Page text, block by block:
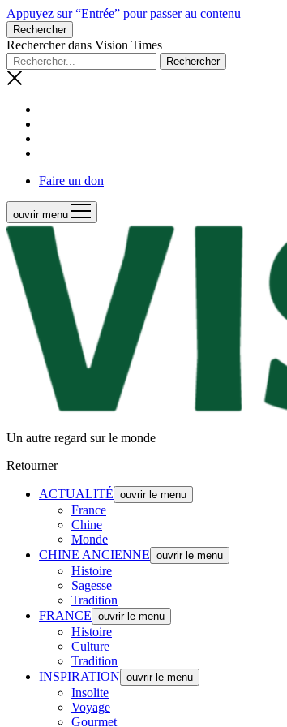
Appuyez sur “Entrée” pour passer au contenu
Rechercher
Rechercher dans Vision Times
Faire un don
ouvrir menu
Un autre regard sur le monde
Retourner
ACTUALITÉ ouvrir le menu
France
Chine
Monde
CHINE ANCIENNE ouvrir le menu
Histoire
Sagesse
Tradition
FRANCE ouvrir le menu
Histoire
Culture
Tradition
INSPIRATION ouvrir le menu
Insolite
Voyage
Gourmet